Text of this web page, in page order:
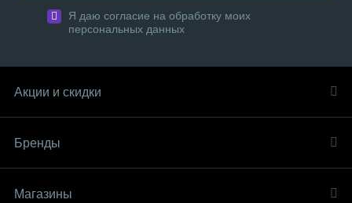
Я даю согласие на обработку моих
персональных данных
Акции и скидки
Бренды
Магазины